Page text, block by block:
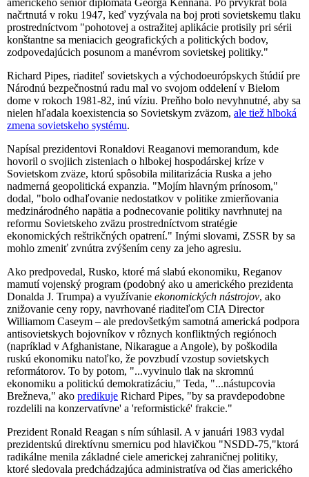
amerického senior diplomata Georga Kennana. Po prvýkrát bola
načrtnutá v roku 1947, keď vyzývala na boj proti sovietskemu tlaku
prostredníctvom "pohotovej a ostražitej aplikácie protisily pri sérii
konštantne sa meniacich geografických a politických bodov,
zodpovedajúcich posunom a manévrom sovietskej politiky."
Richard Pipes, riaditeľ sovietskych a východoeurópskych štúdií pre
Národnú bezpečnostnú radu mal vo svojom oddelení v Bielom
dome v rokoch 1981-82, inú víziu. Preňho bolo nevyhnutné, aby sa
nielen hľadala koexistencia so Sovietskym zväzom, ale tiež hlboká
zmena sovietskeho systému.
Napísal prezidentovi Ronaldovi Reaganovi memorandum, kde
hovoril o svojiich zisteniach o hlbokej hospodárskej kríze v
Sovietskom zväze, ktorú spôsobila militarizácia Ruska a jeho
nadmerná geopolitická expanzia. "Mojím hlavným prínosom,"
dodal, "bolo odhaľovanie nedostatkov v politike zmierňovania
medzinárodného napätia a podnecovanie politiky navrhnutej na
reformu Sovietskeho zväzu prostredníctvom stratégie
ekonomických reštrikčných opatrení." Inými slovami, ZSSR by sa
mohlo zmeniť zvnútra zvýšením ceny za jeho agresiu.
Ako predpovedal, Rusko, ktoré má slabú ekonomiku, Reganov
mamutí vojenský program (podobný ako u amerického prezidenta
Donalda J. Trumpa) a využívanie ekonomických nástrojov, ako
znižovanie ceny ropy, navrhované riaditeľom CIA Director
Williamom Caseym – ale predovšetkým samotná americká podpora
antisovietskych bojovníkov v rôznych konfliktných regiónoch
(napríklad v Afghanistane, Nikarague a Angole), by poškodila
ruskú ekonomiku natoľko, že povzbudí vzostup sovietskych
reformátorov. To by potom, "...vyvinulo tlak na skromnú
ekonomiku a politickú demokratizáciu," Teda, "...nástupcovia
Brežneva," ako predikuje Richard Pipes, "by sa pravdepodobne
rozdelili na konzervatívne' a 'reformistické' frakcie."
Prezident Ronald Reagan s ním súhlasil. A v januári 1983 vydal
prezidentskú direktívnu smernicu pod hlavičkou "NSDD-75,"ktorá
radikálne menila základné ciele americkej zahraničnej politiky,
ktoré sledovala predchádzajúca administratíva od čias amerického